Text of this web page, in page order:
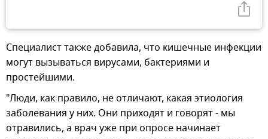
Специалист также добавила, что кишечные инфекции
могут вызываться вирусами, бактериями и
простейшими.
"Люди, как правило, не отличают, какая этиология
заболевания у них. Они приходят и говорят - мы
отравились, а врач уже при опросе начинает